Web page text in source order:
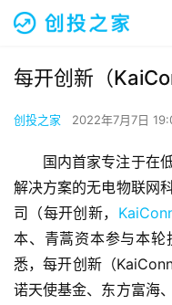
每开创新（
创投之家 2022年7月7日
国内首家专注于在
解决方案的无电物联网
司（每开创新，
本、青蒿资本参与本
悉，每开创新（
诺天使基金、东方富海